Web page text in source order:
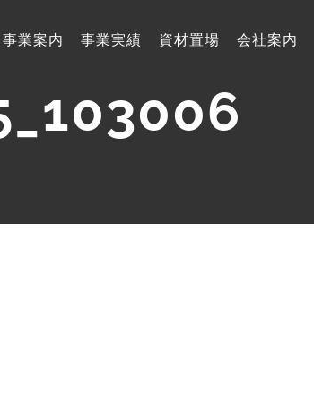
事業案内 事業実績 資材置場 会社案内